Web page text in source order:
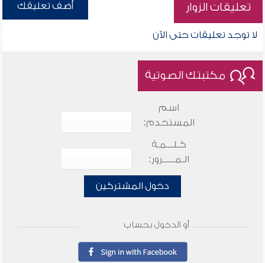
تعليقات الزوار أضف تعليقك
لا توجد تعليقات حتى الآن
مكتبتك الصوتية
اسم
المستخدم:
كـلـــمـة
الـمـــــرور:
دخول المشتركين
أو الدخول بحساب